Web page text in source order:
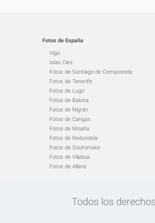
Fotos de España
Vigo
Islas Cíes
Fotos de Santiago de Compostela
Fotos de Tenerife
Fotos de Lugo
Fotos de Baiona
Fotos de Nigrán
Fotos de Cangas
Fotos de Moaña
Fotos de Redondela
Fotos de Soutomaior
Fotos de Vilaboa
Fotos de Allariz
Todos los